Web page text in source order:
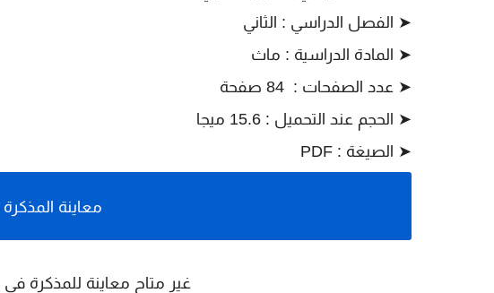
➤ الفصل الدراسي : الثاني
➤ المادة الدراسية : ماث
➤ عدد الصفحات : 84 صفحة
➤ الحجم عند التحميل : 15.6 ميجا
➤ الصيغة : PDF
معاينة المذكرة
غير متاح معاينة للمذكرة في